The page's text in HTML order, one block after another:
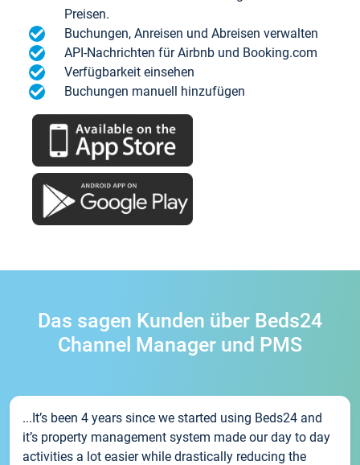
Preisen.
Buchungen, Anreisen und Abreisen verwalten
API-Nachrichten für Airbnb und Booking.com
Verfügbarkeit einsehen
Buchungen manuell hinzufügen
Das sagen Kunden über Beds24
Channel Manager und PMS
...It’s been 4 years since we started using Beds24 and
it’s property management system made our day to day
activities a lot easier while drastically reducing the